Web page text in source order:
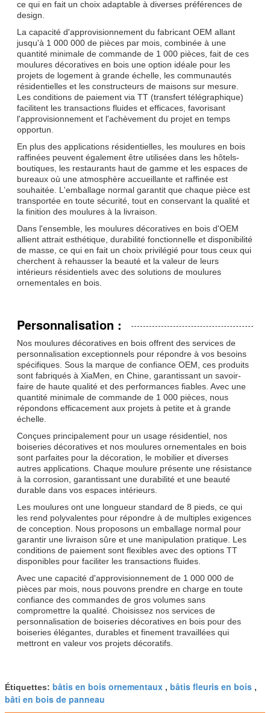
ce qui en fait un choix adaptable à diverses préférences de
design.
La capacité d'approvisionnement du fabricant OEM allant
jusqu'à 1 000 000 de pièces par mois, combinée à une
quantité minimale de commande de 1 000 pièces, fait de ces
moulures décoratives en bois une option idéale pour les
projets de logement à grande échelle, les communautés
résidentielles et les constructeurs de maisons sur mesure.
Les conditions de paiement via TT (transfert télégraphique)
facilitent les transactions fluides et efficaces, favorisant
l'approvisionnement et l'achèvement du projet en temps
opportun.
En plus des applications résidentielles, les moulures en bois
raffinées peuvent également être utilisées dans les hôtels-
boutiques, les restaurants haut de gamme et les espaces de
bureaux où une atmosphère accueillante et raffinée est
souhaitée. L'emballage normal garantit que chaque pièce est
transportée en toute sécurité, tout en conservant la qualité et
la finition des moulures à la livraison.
Dans l'ensemble, les moulures décoratives en bois d'OEM
allient attrait esthétique, durabilité fonctionnelle et disponibilité
de masse, ce qui en fait un choix privilégié pour tous ceux qui
cherchent à rehausser la beauté et la valeur de leurs
intérieurs résidentiels avec des solutions de moulures
ornementales en bois.
Personnalisation :
Nos moulures décoratives en bois offrent des services de
personnalisation exceptionnels pour répondre à vos besoins
spécifiques. Sous la marque de confiance OEM, ces produits
sont fabriqués à XiaMen, en Chine, garantissant un savoir-
faire de haute qualité et des performances fiables. Avec une
quantité minimale de commande de 1 000 pièces, nous
répondons efficacement aux projets à petite et à grande
échelle.
Conçues principalement pour un usage résidentiel, nos
boiseries décoratives et nos moulures ornementales en bois
sont parfaites pour la décoration, le mobilier et diverses
autres applications. Chaque moulure présente une résistance
à la corrosion, garantissant une durabilité et une beauté
durable dans vos espaces intérieurs.
Les moulures ont une longueur standard de 8 pieds, ce qui
les rend polyvalentes pour répondre à de multiples exigences
de conception. Nous proposons un emballage normal pour
garantir une livraison sûre et une manipulation pratique. Les
conditions de paiement sont flexibles avec des options TT
disponibles pour faciliter les transactions fluides.
Avec une capacité d'approvisionnement de 1 000 000 de
pièces par mois, nous pouvons prendre en charge en toute
confiance des commandes de gros volumes sans
compromettre la qualité. Choisissez nos services de
personnalisation de boiseries décoratives en bois pour des
boiseries élégantes, durables et finement travaillées qui
mettront en valeur vos projets décoratifs.
Étiquettes: bâtis en bois ornementaux , bâtis fleuris en bois ,
bâti en bois de panneau